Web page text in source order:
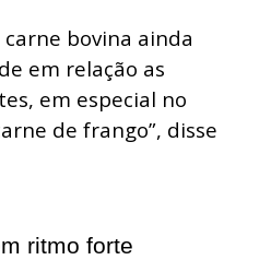
bovina ainda
em relação as
em especial no
de frango”, disse
ritmo forte